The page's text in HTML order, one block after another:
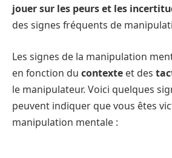
jouer sur les peurs et les
des signes fréquents de
Les signes de la manipulation
en fonction du contexte et des
le manipulateur. Voici quelques
peuvent indiquer que vous êtes
manipulation mentale :